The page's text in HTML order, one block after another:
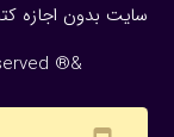
سایت بدون اجازه
®&